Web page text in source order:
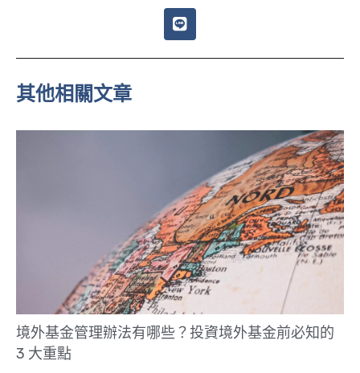
L
i
e
其他相關文章
境外基金管理辦法有哪些？投資境外基金前必知的
3 大重點